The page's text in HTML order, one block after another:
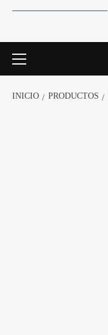
INICIO PRODUCTOS